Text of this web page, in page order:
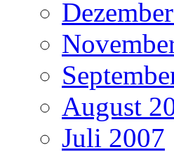
August
Juli 2007